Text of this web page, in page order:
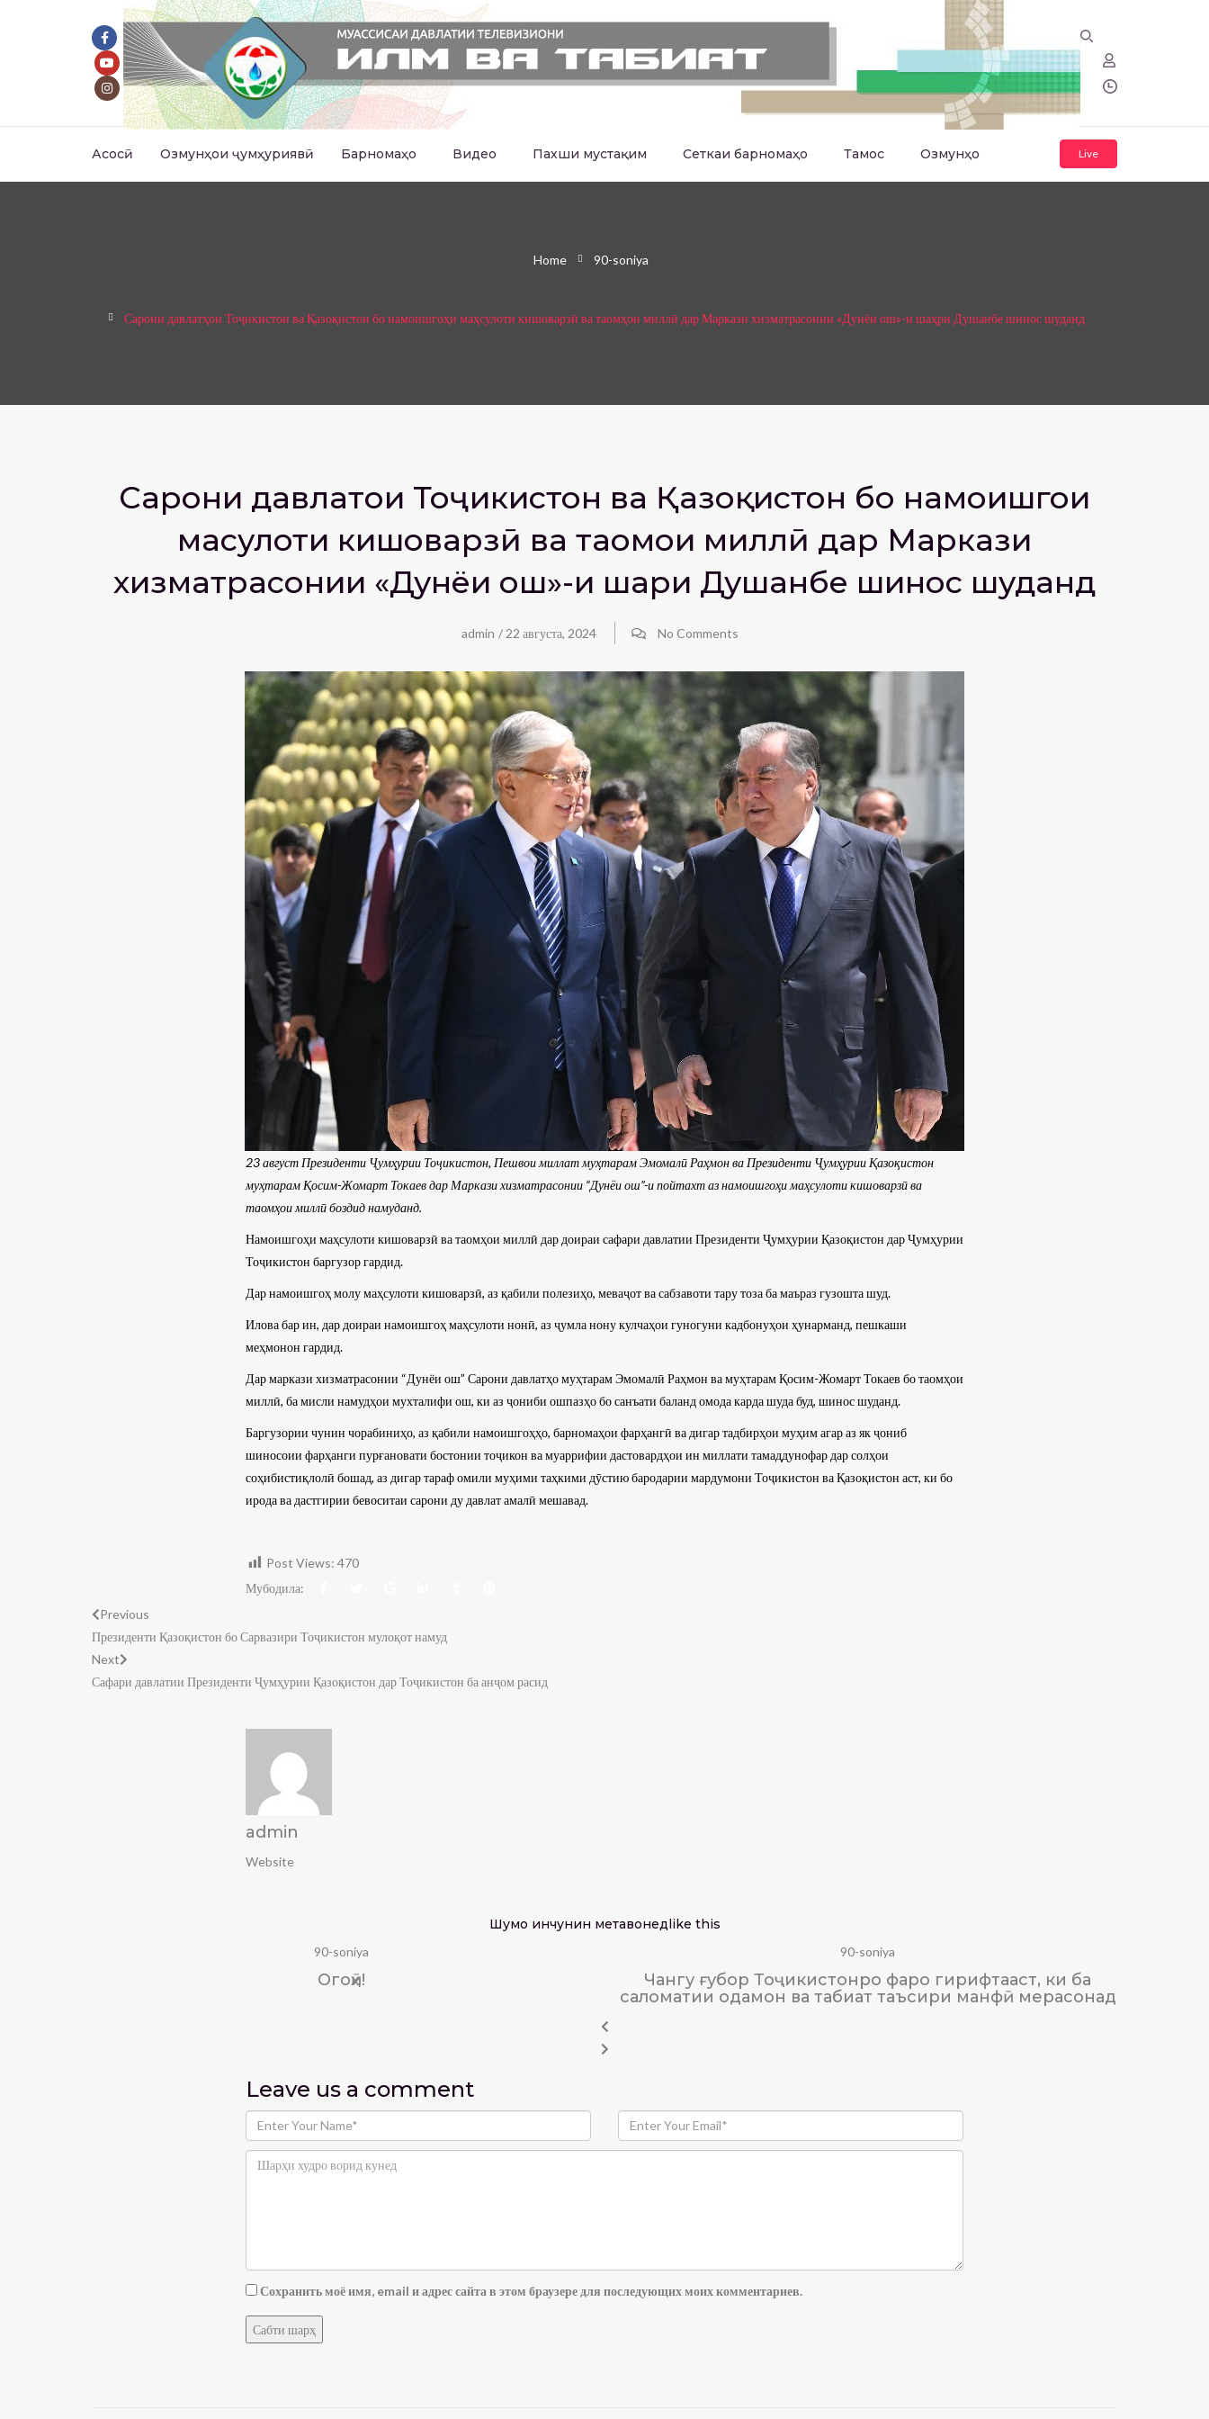
Асосӣ Озмунҳои ҷумҳуриявӣ Барномаҳо Видео Пахши мустақим Сеткаи барномаҳо Тамос Озмунҳо Live
Home 90-soniya
Сарони давлатҳои Тоҷикистон ва Қазоқистон бо намоишгоҳи маҳсулоти кишоварзӣ ва таомҳои миллӣ дар Маркази хизматрасонии «Дунёи ош»-и шаҳри Душанбе шинос шуданд
Сарони давлатҳои Тоҷикистон ва Қазоқистон бо намоишгоҳи
маҳсулоти кишоварзӣ ва таомҳои миллӣ дар Маркази
хизматрасонии «Дунёи ош»-и шаҳри Душанбе шинос шуданд
admin / 22 августа, 2024 No Comments
23 август Президенти Ҷумҳурии Тоҷикистон, Пешвои миллат муҳтарам Эмомалӣ Раҳмон ва Президенти Ҷумҳурии Қазоқистон
муҳтарам Қосим-Жомарт Токаев дар Маркази хизматрасонии “Дунёи ош”-и пойтахт аз намоишгоҳи маҳсулоти кишоварзӣ ва
таомҳои миллӣ боздид намуданд.
Намоишгоҳи маҳсулоти кишоварзӣ ва таомҳои миллӣ дар доираи сафари давлатии Президенти Ҷумҳурии Қазоқистон дар Ҷумҳурии
Тоҷикистон баргузор гардид.
Дар намоишгоҳ молу маҳсулоти кишоварзӣ, аз қабили полезиҳо, меваҷот ва сабзавоти тару тоза ба маъраз гузошта шуд.
Илова бар ин, дар доираи намоишгоҳ маҳсулоти нонӣ, аз ҷумла нону кулчаҳои гуногуни кадбонуҳои ҳунарманд, пешкаши
меҳмонон гардид.
Дар маркази хизматрасонии “Дунёи ош” Сарони давлатҳо муҳтарам Эмомалӣ Раҳмон ва муҳтарам Қосим-Жомарт Токаев бо таомҳои
миллӣ, ба мисли намудҳои мухталифи ош, ки аз ҷониби ошпазҳо бо санъати баланд омода карда шуда буд, шинос шуданд.
Баргузории чунин чорабиниҳо, аз қабили намоишгоҳҳо, барномаҳои фарҳангӣ ва дигар тадбирҳои муҳим агар аз як ҷониб
шиносоии фарҳанги пурғановати бостонии тоҷикон ва муаррифии дастовардҳои ин миллати тамаддунофар дар солҳои
соҳибистиқлолӣ бошад, аз дигар тараф омили муҳими таҳкими дӯстию бародарии мардумони Тоҷикистон ва Қазоқистон аст, ки бо
ирода ва дастгирии бевоситаи сарони ду давлат амалӣ мешавад.
Post Views: 470
Мубодила:
Previous
Президенти Қазоқистон бо Сарвазири Тоҷикистон мулоқот намуд
Next
Сафари давлатии Президенти Ҷумҳурии Қазоқистон дар Тоҷикистон ба анҷом расид
admin
Website
Шумо инчунин метавонедlike this
90-soniya
Огоҳӣ!
90-soniya
Чангу ғубор Тоҷикистонро фаро гирифтааст, ки ба
саломатии одамон ва табиат таъсири манфӣ мерасонад
Leave us a comment
Сохранить моё имя, email и адрес сайта в этом браузере для последующих моих комментариев.